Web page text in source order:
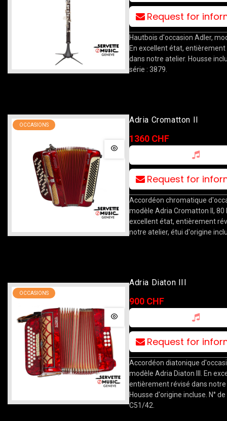
Request for
Hautbois d'occasion Adler,
En excellent état, entièrement
dans notre atelier. Housse
série : 3879.
OCCASIONS
Adria Cromatton II
1360 CHF
Request for
Accordéon chromatique
modèle Adria Cromatton II, 80
excellent état, entièrement
notre atelier, étui d'origine
OCCASIONS
Adria Diaton III
900 CHF
Request for
Accordéon diatonique
modèle Adria Diaton III. En
entièrement révisé dans notre
Housse d'origine incluse. N°
C51/42.